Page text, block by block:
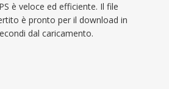
è veloce ed efficiente. Il file
è pronto per il download in
dal caricamento.